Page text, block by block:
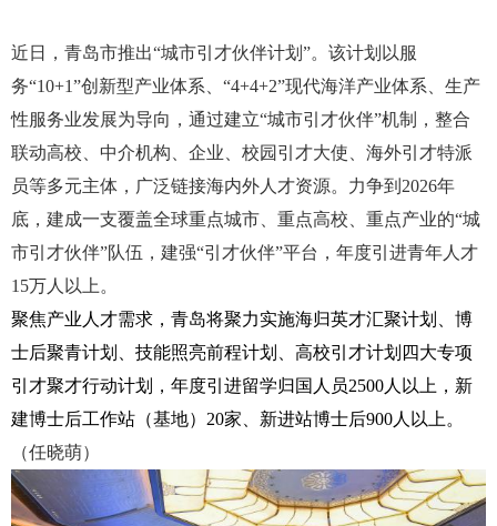
近日，青岛市推出“城市引才伙伴计划”。该计划以服
务“10+1”创新型产业体系、“4+4+2”现代海洋产业体系、生产
性服务业发展为导向，通过建立“城市引才伙伴”机制，整合
联动高校、中介机构、企业、校园引才大使、海外引才特派
员等多元主体，广泛链接海内外人才资源。力争到2026年
底，建成一支覆盖全球重点城市、重点高校、重点产业的“城
市引才伙伴”队伍，建强“引才伙伴”平台，年度引进青年人才
15万人以上。
聚焦产业人才需求，青岛将聚力实施海归英才汇聚计划、博
士后聚青计划、技能照亮前程计划、高校引才计划四大专项
引才聚才行动计划，年度引进留学归国人员2500人以上，新
建博士后工作站（基地）20家、新进站博士后900人以上。
（任晓萌）